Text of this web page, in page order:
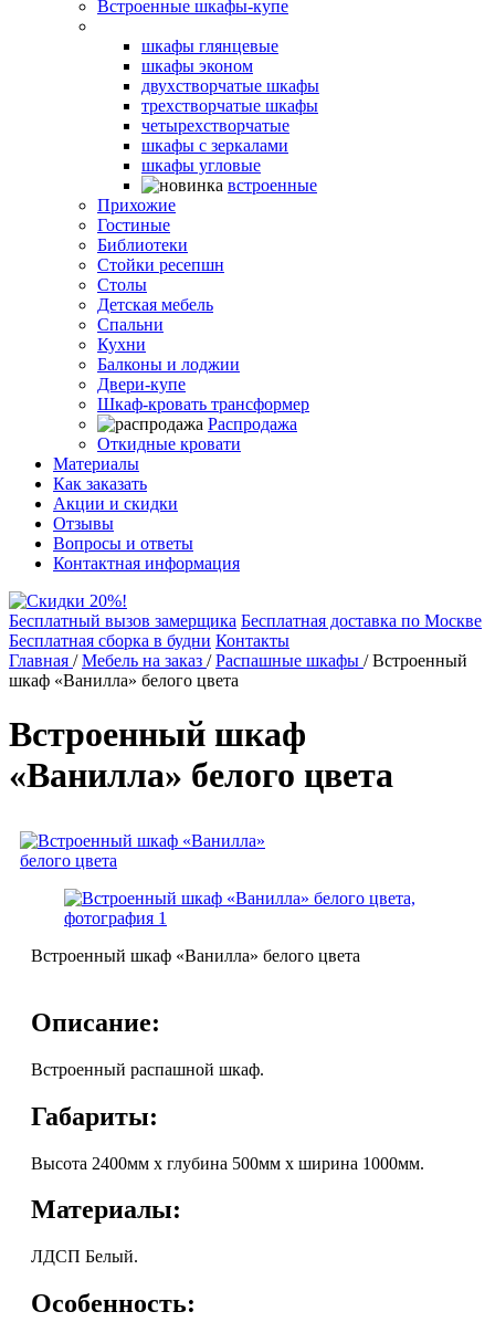
Встроенные шкафы-купе
шкафы глянцевые
шкафы эконом
двухстворчатые шкафы
трехстворчатые шкафы
четырехстворчатые
шкафы с зеркалами
шкафы угловые
встроенные
Прихожие
Гостиные
Библиотеки
Стойки ресепшн
Столы
Детская мебель
Спальни
Кухни
Балконы и лоджии
Двери-купе
Шкаф-кровать трансформер
Распродажа
Откидные кровати
Материалы
Как заказать
Акции и скидки
Отзывы
Вопросы и ответы
Контактная информация
Бесплатный вызов замерщика Бесплатная доставка по Москве
Бесплатная сборка в будни Контакты
Главная /Мебель на заказ /Распашные шкафы /Встроенный
шкаф «Ванилла» белого цвета
Встроенный шкаф
«Ванилла» белого цвета
Встроенный шкаф «Ванилла» белого цвета
Описание:
Встроенный распашной шкаф.
Габариты:
Высота 2400мм х глубина 500мм х ширина 1000мм.
Материалы:
ЛДСП Белый.
Особенность: